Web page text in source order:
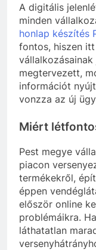
A digitális
minden
honlap készítés
fontos, hiszen
megtervezett,
információt
vonzza az új
Miért
Pest megye
piacon
termékekről,
éppen
először online
problémáikra.
láthatatlan